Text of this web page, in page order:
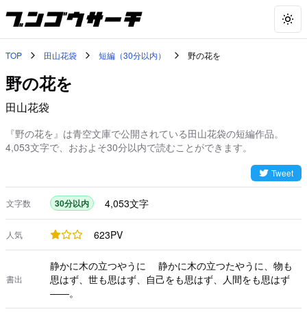
TOP 田山花袋 短編（30分以内） 野の花を
野の花を
田山花袋
『野の花を』は青空文庫で公開されている田山花袋の短編作品。
4,053文字で、おおよそ30分以内で読むことができます。
Tweet
文字数 30分以内 4,053文字
人気 623PV
書出
静かに木の立つやうに 静かに木の立つたやうに、物も
思はず、世も思はず、自己をも思はず、人間をも思はず
――。